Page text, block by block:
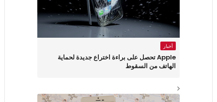
أخبار
Apple تحصل على براءة اختراع جديدة لحماية
الهاتف من السقوط